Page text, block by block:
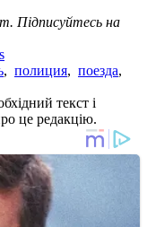
Підписуйтесь на
, полиция, поезда,
текст і
це редакцію.